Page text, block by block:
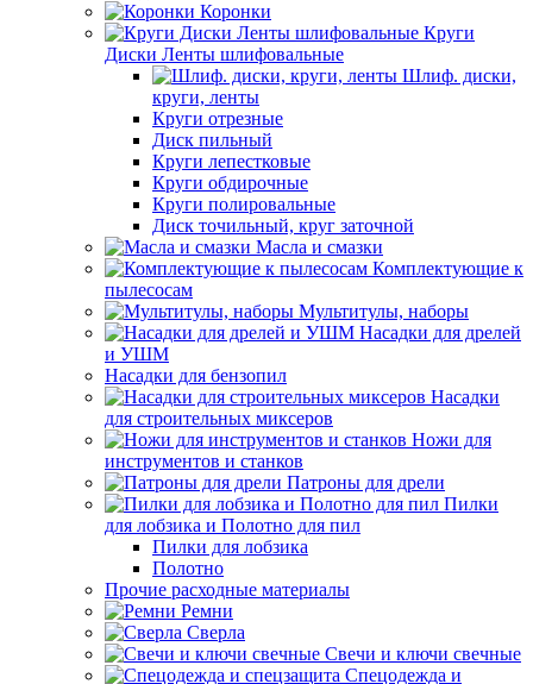
Коронки
Круги
Диски Ленты шлифовальные
Шлиф. диски,
круги, ленты
Круги отрезные
Диск пильный
Круги лепестковые
Круги обдирочные
Круги полировальные
Диск точильный, круг заточной
Масла и смазки
Комплектующие к
пылесосам
Мультитулы, наборы
Насадки для дрелей
и УШМ
Насадки для бензопил
Насадки
для строительных миксеров
Ножи для
инструментов и станков
Патроны для дрели
Пилки
для лобзика и Полотно для пил
Пилки для лобзика
Полотно
Прочие расходные материалы
Ремни
Сверла
Свечи и ключи свечные
Спецодежда и